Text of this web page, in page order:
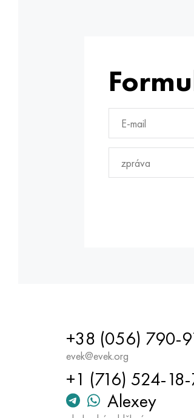
+38 (056) 790-
evek@evek.org
+1 (716) 524-
Alexey